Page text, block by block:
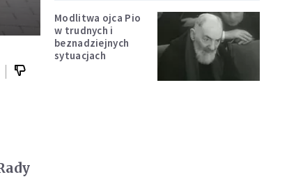
Modlitwa ojca Pio
w trudnych i
beznadziejnych
sytuacjach